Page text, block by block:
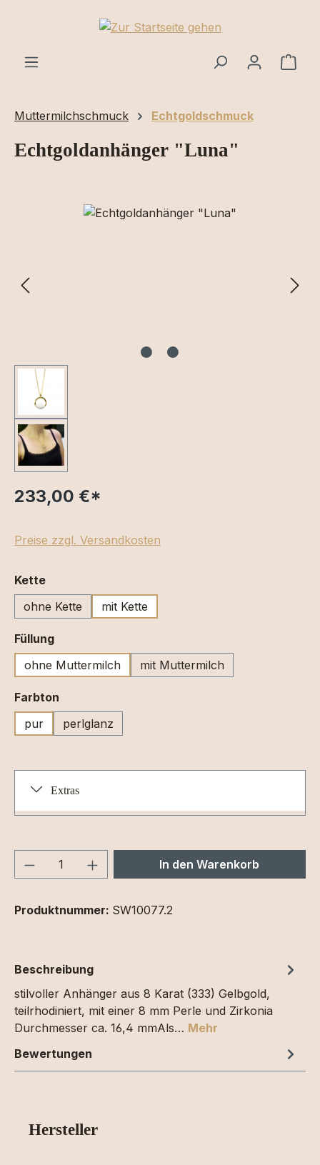
Zum Hauptinhalt springen
Muttermilchschmuck Echtgoldschmuck
Echtgoldanhänger "Luna"
Bildergalerie überspringen
233,00 €*
Preise zzgl. Versandkosten
Ketteauswählen
ohne Kette
mit Kette
Füllungauswählen
ohne Muttermilch
mit Muttermilch
Farbton
pur
perlglanz
Extras
Produkt Anzahl: Gib denIn den Warenkorb
Produktnummer: SW10077.2
Beschreibung
stilvoller Anhänger aus 8 Karat (333) Gelbgold,
teilrhodiniert, mit einer 8 mm Perle und Zirkonia
Durchmesser ca. 16,4 mmAls… Mehr
Bewertungen
Hersteller